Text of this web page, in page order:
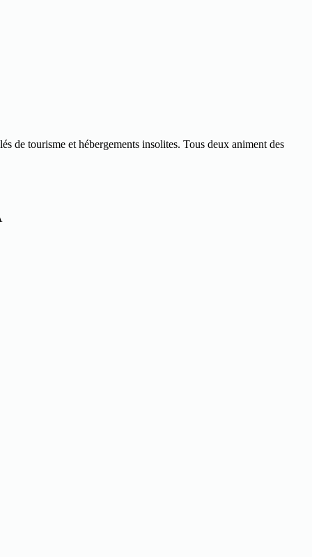
de tourisme et hébergements insolites. Tous deux animent des